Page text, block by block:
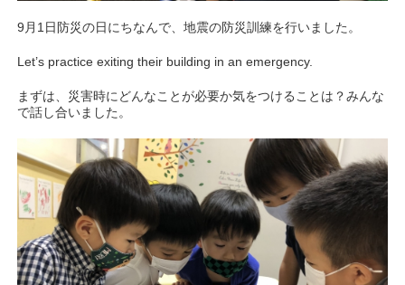
9月1日防災の日にちなんで、地震の防災訓練を行いました。
Let’s practice exiting their building in an emergency.
まずは、災害時にどんなことが必要か気をつけることは？みんな
で話し合いました。